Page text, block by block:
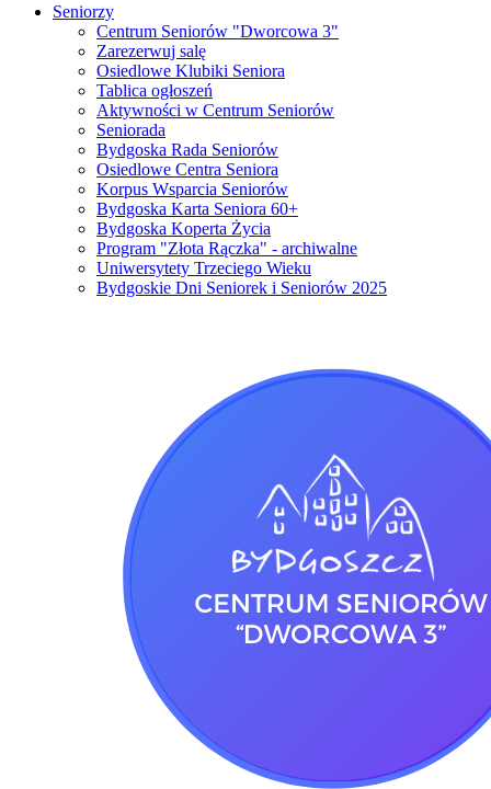
Seniorzy
Centrum Seniorów "Dworcowa 3"
Zarezerwuj salę
Osiedlowe Klubiki Seniora
Tablica ogłoszeń
Aktywności w Centrum Seniorów
Seniorada
Bydgoska Rada Seniorów
Osiedlowe Centra Seniora
Korpus Wsparcia Seniorów
Bydgoska Karta Seniora 60+
Bydgoska Koperta Życia
Program "Złota Rączka" - archiwalne
Uniwersytety Trzeciego Wieku
Bydgoskie Dni Seniorek i Seniorów 2025